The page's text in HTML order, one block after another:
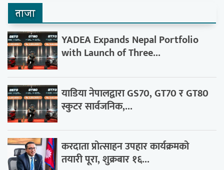
ताजा
YADEA Expands Nepal Portfolio
with Launch of Three...
याडिया नेपालद्वारा GS70, GT70 र GT80
स्कुटर सार्वजनिक,...
करदाता प्रोत्साहन उपहार कार्यक्रमको
तयारी पूरा, शुक्रबार १६...